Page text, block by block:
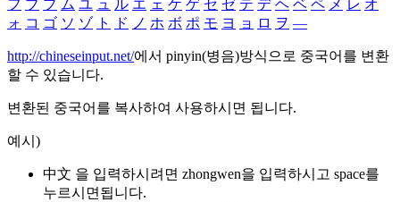
フ ブ プ ム ユ ュ ル エ ェ ケ ゲ セ ゼ テ デ ヘ ベ ペ メ レ オ
ォ コ ゴ ソ ゾ ト ド ノ ホ ボ ポ モ ヨ ョ ロ ヲ ―
http://chineseinput.net/에서 pinyin(병음)방식으로 중국어를 변환
할 수 있습니다.
변환된 중국어를 복사하여 사용하시면 됩니다.
예시)
中文 을 입력하시려면 zhongwen을 입력하시고 space를
누르시면됩니다.